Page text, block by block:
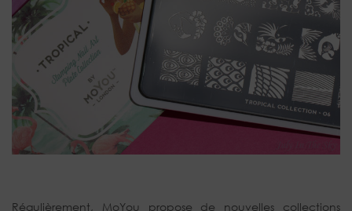
Régulièrement, MoYou propose de nouvelles collections